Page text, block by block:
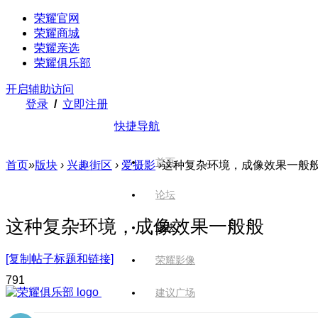
荣耀官网
荣耀商城
荣耀亲选
荣耀俱乐部
开启辅助访问
登录 / 立即注册
快捷导航
首页
论坛
版块
荣耀影像
建议广场
首页»版块 › 兴趣街区 › 爱摄影 ›这种复杂环境，成像效果一般
这种复杂环境，成像效果一般般
[复制帖子标题和链接]
791